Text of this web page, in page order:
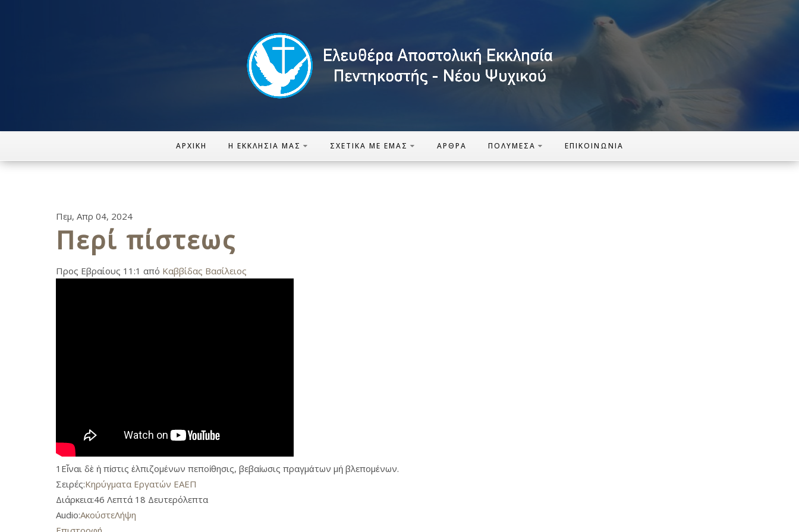
ΑΡΧΙΚΉ Η ΕΚΚΛΗΣΊΑ ΜΑΣ ΣΧΕΤΙΚΆ ΜΕ ΕΜΆΣ ΆΡΘΡΑ ΠΟΛΥΜΈΣΑ ΕΠΙΚΟΙΝΩΝΊΑ
Πεμ, Απρ 04, 2024
Περί πίστεως
Προς Εβραίους 11:1 από Καββίδας Βασίλειος
1Εἶναι δὲ ἡ πίστις ἐλπιζομένων πεποίθησις, βεβαίωσις πραγμάτων μή βλεπομένων.
Σειρές:Κηρύγματα Εργατών ΕΑΕΠ
Διάρκεια:46 Λεπτά 18 Δευτερόλεπτα
Audio:ΑκούστεΛήψη